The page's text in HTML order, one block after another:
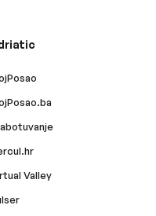
Valley